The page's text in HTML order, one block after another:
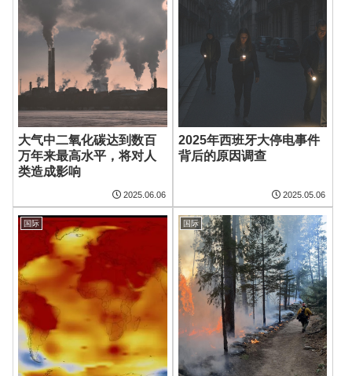
大气中二氧化碳达到数百
万年来最高水平，将对人
类造成影响
2025.06.06
2025年西班牙大停电事件
背后的原因调查
2025.05.06
国际 国际